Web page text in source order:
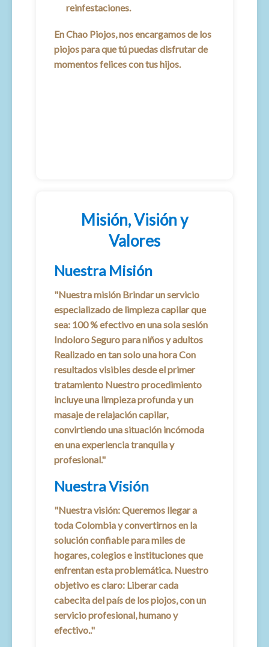
reinfestaciones.
En Chao Piojos, nos encargamos de los
piojos para que tú puedas disfrutar de
momentos felices con tus hijos.
Misión, Visión y
Valores
Nuestra Misión
"Nuestra misión Brindar un servicio
especializado de limpieza capilar que
sea: 100 % efectivo en una sola sesión
Indoloro Seguro para niños y adultos
Realizado en tan solo una hora Con
resultados visibles desde el primer
tratamiento Nuestro procedimiento
incluye una limpieza profunda y un
masaje de relajación capilar,
convirtiendo una situación incómoda
en una experiencia tranquila y
profesional."
Nuestra Visión
"Nuestra visión: Queremos llegar a
toda Colombia y convertirnos en la
solución confiable para miles de
hogares, colegios e instituciones que
enfrentan esta problemática. Nuestro
objetivo es claro: Liberar cada
cabecita del país de los piojos, con un
servicio profesional, humano y
efectivo.."